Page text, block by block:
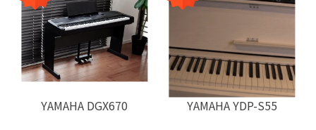
YAMAHA DGX670 YAMAHA YDP-S55